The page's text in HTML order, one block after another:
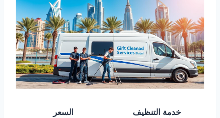
خدمة التنظيف
السعر